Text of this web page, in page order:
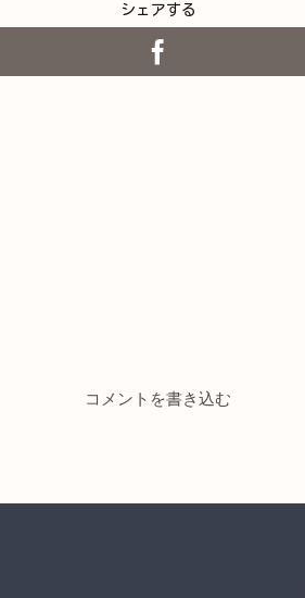
シェアする
コメントを書き込む